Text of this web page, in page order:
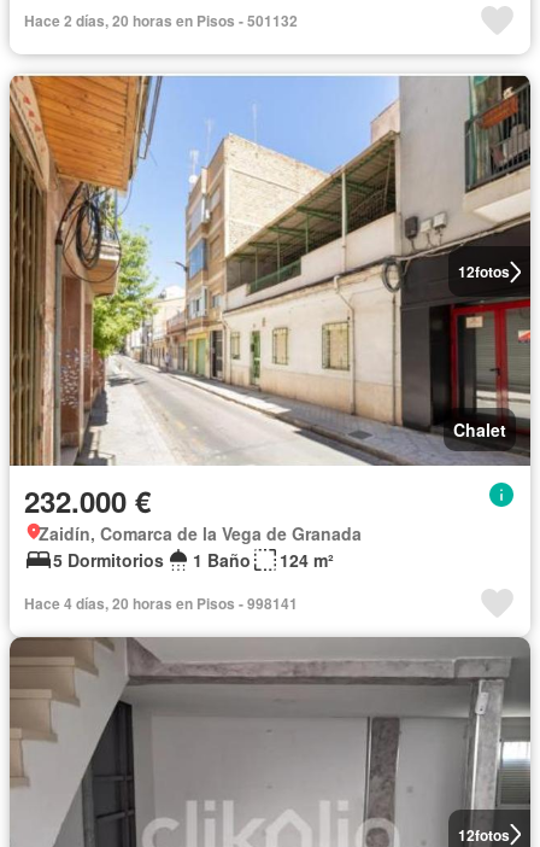
Hace 2 días, 20 horas en Pisos - 501132
12fotos
Chalet
232.000 €
Zaidín, Comarca de la Vega de Granada
5 Dormitorios
1 Baño 124 m²
Hace 4 días, 20 horas en Pisos - 998141
12fotos